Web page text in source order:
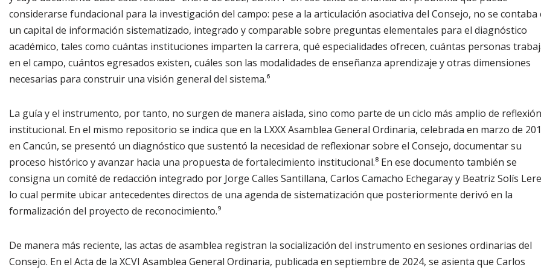
considerarse fundacional para la investigación del campo: pese a la articulación asociativa del Consejo, no se contaba
un capital de información sistematizado, integrado y comparable sobre preguntas elementales para el diagnóstico
académico, tales como cuántas instituciones imparten la carrera, qué especialidades ofrecen, cuántas personas
en el campo, cuántos egresados existen, cuáles son las modalidades de enseñanza aprendizaje y otras dimensiones
necesarias para construir una visión general del sistema.⁶
La guía y el instrumento, por tanto, no surgen de manera aislada, sino como parte de un ciclo más amplio de reflexión
institucional. En el mismo repositorio se indica que en la LXXX Asamblea General Ordinaria, celebrada en marzo de
en Cancún, se presentó un diagnóstico que sustentó la necesidad de reflexionar sobre el Consejo, documentar su
proceso histórico y avanzar hacia una propuesta de fortalecimiento institucional.⁸ En ese documento también se
consigna un comité de redacción integrado por Jorge Calles Santillana, Carlos Camacho Echegaray y Beatriz Solís
lo cual permite ubicar antecedentes directos de una agenda de sistematización que posteriormente derivó en la
formalización del proyecto de reconocimiento.⁹
De manera más reciente, las actas de asamblea registran la socialización del instrumento en sesiones ordinarias del
Consejo. En el Acta de la XCVI Asamblea General Ordinaria, publicada en septiembre de 2024, se asienta que Carlos